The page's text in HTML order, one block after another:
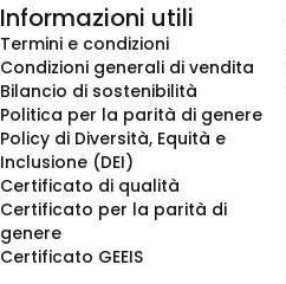
Informazioni utili
Termini e condizioni
Condizioni generali di vendita
Bilancio di sostenibilità
Politica per la parità di genere
Policy di Diversità, Equità e
Inclusione (DEI)
Certificato di qualità
Certificato per la parità di
genere
Certificato GEEIS